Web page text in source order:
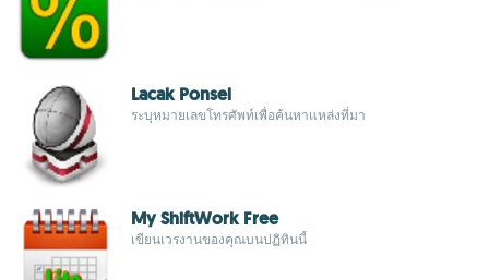
Lacak Ponsel
ระบุหมายเลขโทรศัพท์เพื่อค้นหาแหล่งที่มา
My ShiftWork Free
เขียนเวรงานของคุณบนปฏิทินนี้